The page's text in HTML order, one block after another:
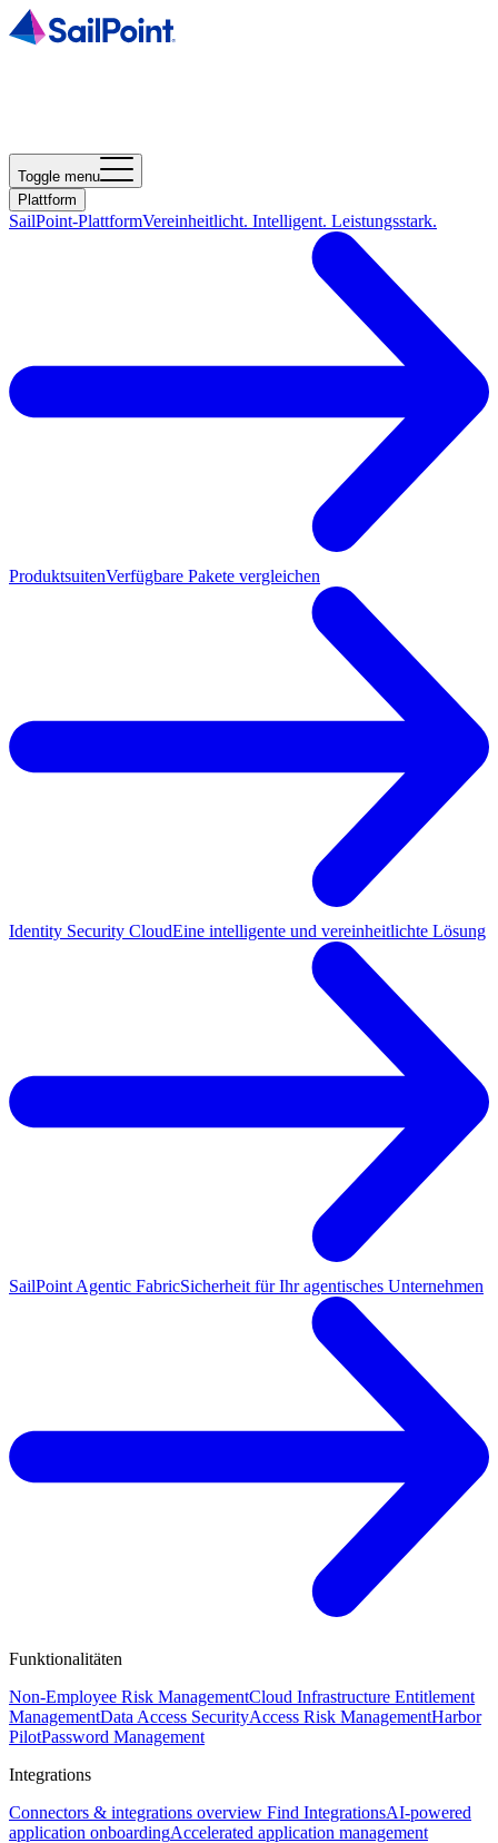
Toggle menu
Plattform
SailPoint-PlattformVereinheitlicht. Intelligent. Leistungsstark.
ProduktsuitenVerfügbare Pakete vergleichen
Identity Security CloudEine intelligente und vereinheitlichte Lösung
SailPoint Agentic FabricSicherheit für Ihr agentisches Unternehmen
Funktionalitäten
Non-Employee Risk ManagementCloud Infrastructure Entitlement
ManagementData Access SecurityAccess Risk ManagementHarbor
PilotPassword Management
Integrations
Connectors & integrations overview Find IntegrationsAI-powered
application onboardingAccelerated application management